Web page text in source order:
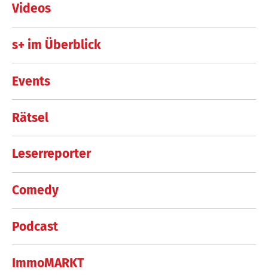
Videos
s+ im Überblick
Events
Rätsel
Leserreporter
Comedy
Podcast
ImmoMARKT